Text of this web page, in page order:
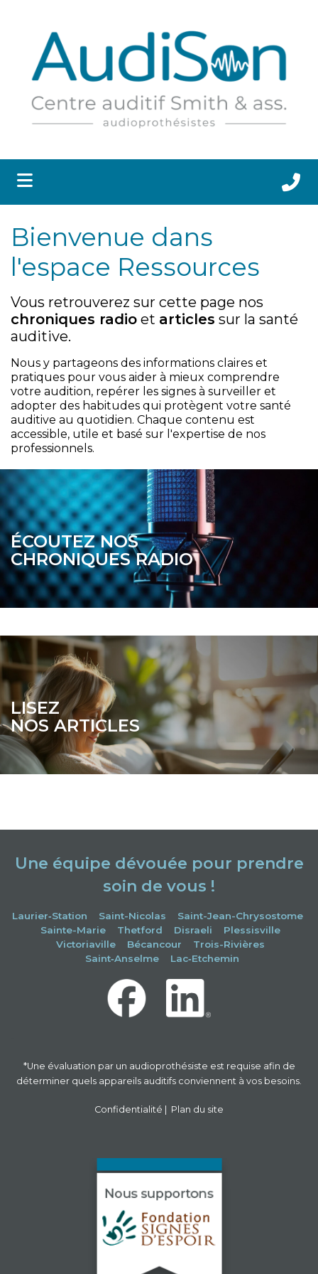
(APPAREILS AUDITIFS ET ACCESSOIRES )
(SANTÉ AUDITIVE )
(CLINIQUES )
(CARRIÈRES )
Bienvenue dans
l'espace Ressources
Vous retrouverez sur cette page nos
chroniques radio et articles sur la santé
auditive.
Nous y partageons des informations claires et
pratiques pour vous aider à mieux comprendre
votre audition, repérer les signes à surveiller et
adopter des habitudes qui protègent votre santé
auditive au quotidien. Chaque contenu est
accessible, utile et basé sur l'expertise de nos
professionnels.
ÉCOUTEZ NOS
CHRONIQUES RADIO
LISEZ
NOS ARTICLES
Une équipe dévouée pour prendre
soin de vous !
Laurier‑Station Saint-Nicolas
Saint-Jean-Chrysostome
Sainte-Marie
Thetford Disraeli
Plessisville
Victoriaville
Bécancour
Trois-Rivières
Saint‑Anselme
Lac‑Etchemin
*Une évaluation par un audioprothésiste est requise afin de
déterminer quels appareils auditifs conviennent à vos besoins.
Confidentialité | Plan du site